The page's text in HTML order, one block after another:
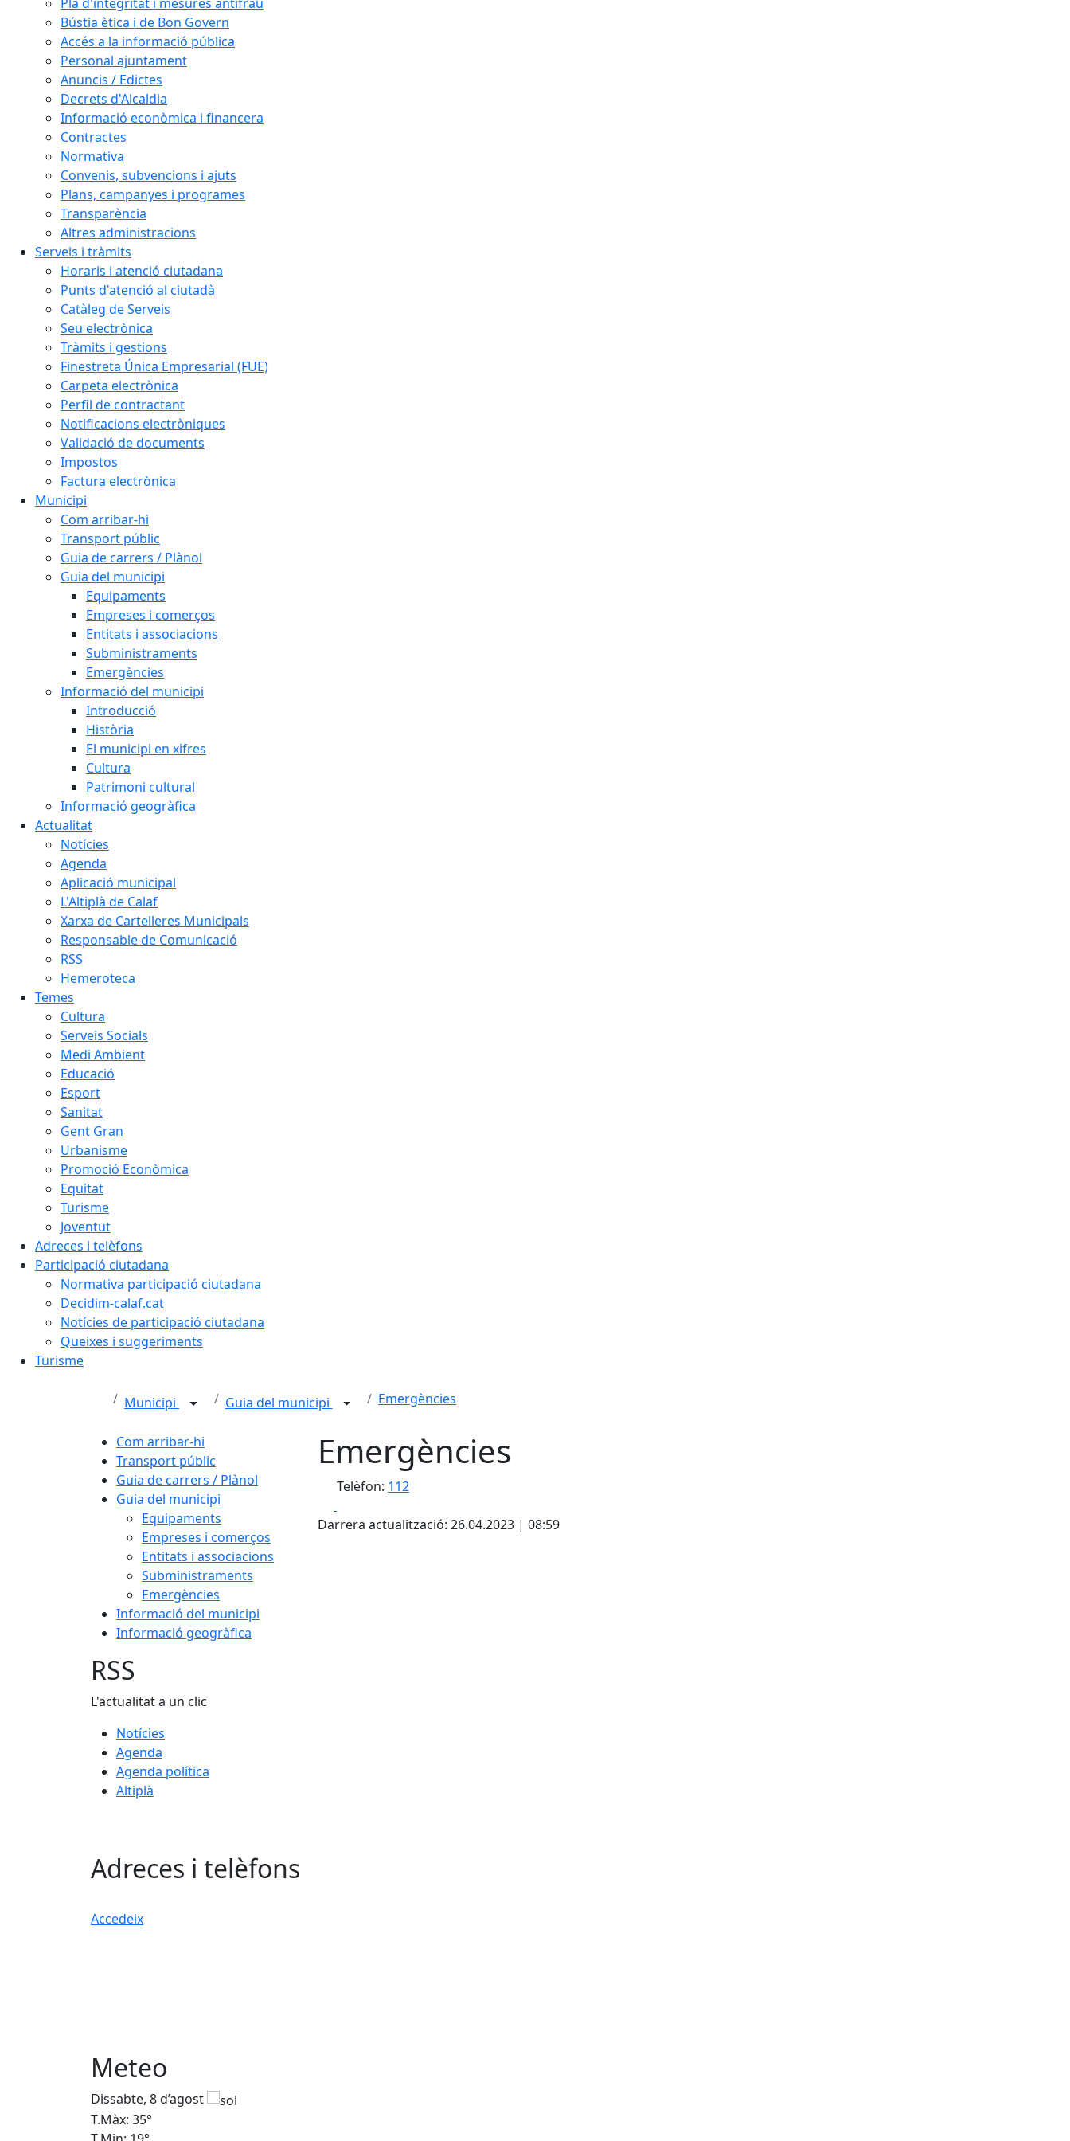
Bústia ètica i de Bon Govern
Accés a la informació pública
Personal ajuntament
Anuncis / Edictes
Decrets d'Alcaldia
Informació econòmica i financera
Contractes
Normativa
Convenis, subvencions i ajuts
Plans, campanyes i programes
Transparència
Altres administracions
Serveis i tràmits
Horaris i atenció ciutadana
Punts d'atenció al ciutadà
Catàleg de Serveis
Seu electrònica
Tràmits i gestions
Finestreta Única Empresarial (FUE)
Carpeta electrònica
Perfil de contractant
Notificacions electròniques
Validació de documents
Impostos
Factura electrònica
Municipi
Com arribar-hi
Transport públic
Guia de carrers / Plànol
Guia del municipi
Equipaments
Empreses i comerços
Entitats i associacions
Subministraments
Emergències
Informació del municipi
Introducció
Història
El municipi en xifres
Cultura
Patrimoni cultural
Informació geogràfica
Actualitat
Notícies
Agenda
Aplicació municipal
L'Altiplà de Calaf
Xarxa de Cartelleres Municipals
Responsable de Comunicació
RSS
Hemeroteca
Temes
Cultura
Serveis Socials
Medi Ambient
Educació
Esport
Sanitat
Gent Gran
Urbanisme
Promoció Econòmica
Equitat
Turisme
Joventut
Adreces i telèfons
Participació ciutadana
Normativa participació ciutadana
Decidim-calaf.cat
Notícies de participació ciutadana
Queixes i suggeriments
Turisme
Municipi Guia del municipi Emergències
Com arribar-hi
Transport públic
Guia de carrers / Plànol
Guia del municipi
Equipaments
Empreses i comerços
Entitats i associacions
Subministraments
Emergències
Informació del municipi
Informació geogràfica
Emergències
Telèfon: 112
Darrera actualització: 26.04.2023 | 08:59
RSS
L'actualitat a un clic
Notícies
Agenda
Agenda política
Altiplà
Adreces i telèfons
Accedeix
Meteo
Dissabte, 8 d’agost
T.Màx: 35°